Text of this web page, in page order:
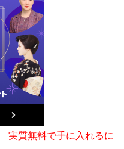
実質無料で手に入れるに